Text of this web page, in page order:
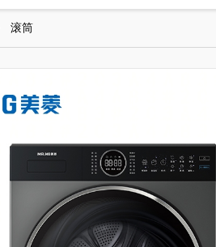
滚筒